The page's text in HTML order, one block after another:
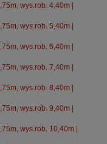
wys.rob. 4,40m |
wys.rob. 5,40m |
wys.rob. 6,40m |
wys.rob. 7,40m |
wys.rob. 8,40m |
wys.rob. 9,40m |
wys.rob. 10,40m |